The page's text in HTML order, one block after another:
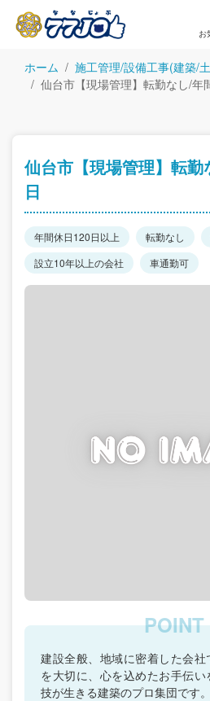
お
ホーム 施工管理/設備工事(建築/
仙台市【現場管理】転勤なし/年
仙台市【現場管理】転
日
年間休日120日以上 転勤なし
設立10年以上の会社
車通勤可
建設全般、地域に密着した会
を大切に、心を込めたお手伝
技が生きる建築のプロ集団です。